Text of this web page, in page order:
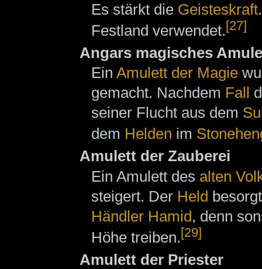
Es stärkt die Geisteskraft
Festland verwendet.[27]
Angars magisches
Ein Amulett der Magie
gemacht. Nachdem Fall
seiner Flucht aus dem
dem Helden im
Amulett der Zauberei
Ein Amulett des alten
steigert. Der Held
Händler Hamid, denn
Höhe treiben.[29]
Amulett der Priester